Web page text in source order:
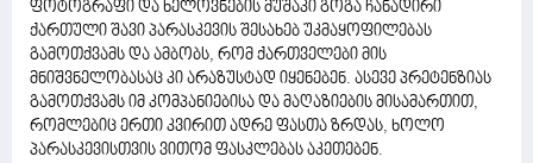
ფოტოგრაფი და ხელოვნების მუშაკი გოგა ჩანადირი
ქართული შავი პარასკევის შესახებ უკმაყოფილებას
გამოთქვამს და ამბობს, რომ ქართველები მის
მნიშვნელობასაც კი არაზუსტად იყენებენ. ასევე პრეტენზიას
გამოთქვამს იმ კომპანიებისა და მაღაზიების მისამართით,
რომლებიც ერთი კვირით ადრე ფასთა ზრდას, ხოლო
პარასკევისთვის ვითომ ფასკლებას აკეთებენ.